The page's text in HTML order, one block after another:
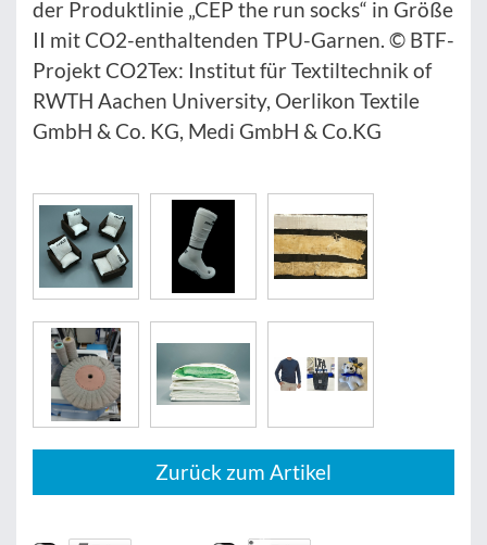
der Produktlinie „CEP the run socks“ in Größe
II mit CO2-enthaltenden TPU-Garnen. © BTF-
Projekt CO2Tex: Institut für Textiltechnik of
RWTH Aachen University, Oerlikon Textile
GmbH & Co. KG, Medi GmbH & Co.KG
Zurück zum Artikel